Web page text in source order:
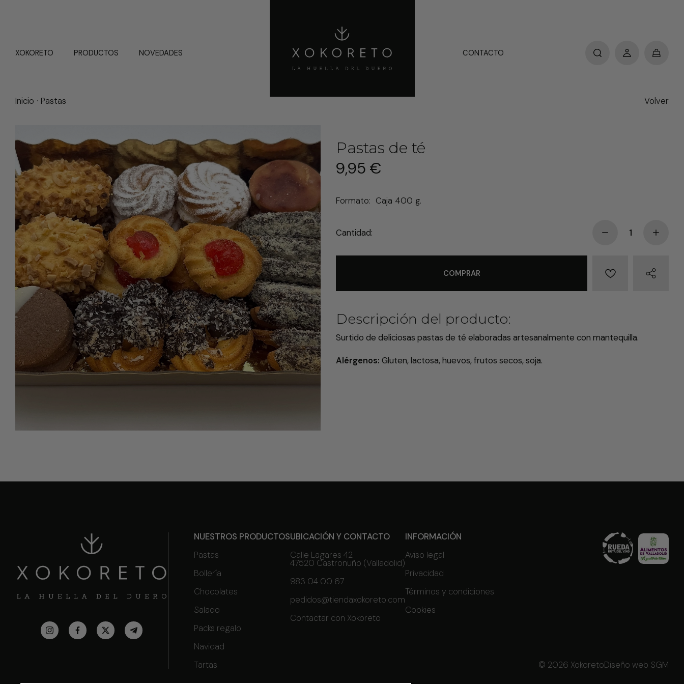
XOKORETO PRODUCTOS NOVEDADES CONTACTO
Buscar UsuarioCesta
Inicio · Pastas Volver
Pastas de té
9,95 €
Formato: Caja 400 g.
Cantidad: 1
COMPRAR
Descripción del producto:
Surtido de deliciosas pastas de té elaboradas artesanalmente con mantequilla.
Alérgenos: Gluten, lactosa, huevos, frutos secos, soja.
NUESTROS PRODUCTOS
Pastas
Bollería
Chocolates
Salado
Packs regalo
Navidad
Tartas
UBICACIÓN Y CONTACTO
Calle Lagares 42
47520 Castronuño (Valladolid)
983 04 00 67
pedidos@tiendaxokoreto.com
Contactar con Xokoreto
INFORMACIÓN
Aviso legal
Privacidad
Términos y condiciones
Cookies
© 2026 XokoretoDiseño web SGM